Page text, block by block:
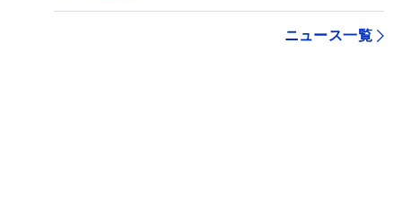
ニュース一覧